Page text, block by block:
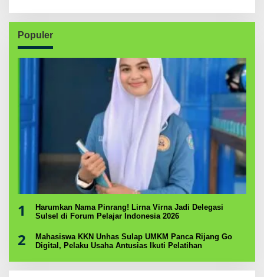
Populer
1
Harumkan Nama Pinrang! Lirna Virna Jadi Delegasi
Sulsel di Forum Pelajar Indonesia 2026
2
Mahasiswa KKN Unhas Sulap UMKM Panca Rijang Go
Digital, Pelaku Usaha Antusias Ikuti Pelatihan